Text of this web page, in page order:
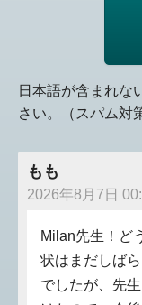
日本語が含まれな
さい。（スパム対
もも
2026年8月7日
Milan先生！ど
状はまだしば
でしたが、先